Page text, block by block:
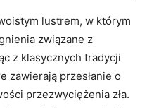
lustrem, w którym
związane z
z klasycznych tradycji
zawierają przesłanie o
przezwyciężenia zła.